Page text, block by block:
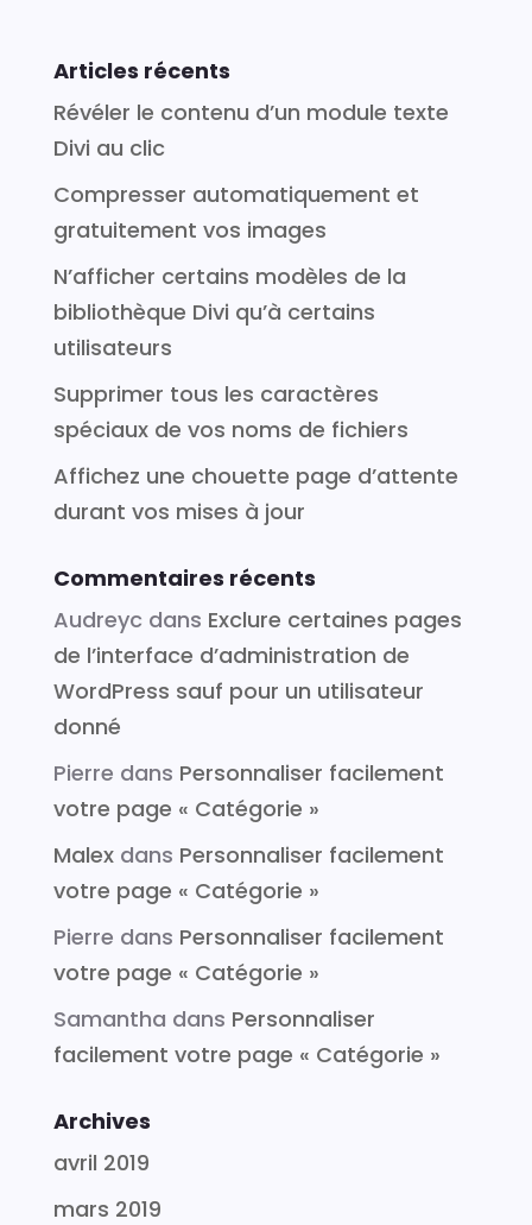
Articles récents
Révéler le contenu d’un module texte
Divi au clic
Compresser automatiquement et
gratuitement vos images
N’afficher certains modèles de la
bibliothèque Divi qu’à certains
utilisateurs
Supprimer tous les caractères
spéciaux de vos noms de fichiers
Affichez une chouette page d’attente
durant vos mises à jour
Commentaires récents
Audreyc dans Exclure certaines pages
de l’interface d’administration de
WordPress sauf pour un utilisateur
donné
Pierre dans Personnaliser facilement
votre page « Catégorie »
Malexdans Personnaliser facilement
votre page « Catégorie »
Pierre dans Personnaliser facilement
votre page « Catégorie »
Samantha dans Personnaliser
facilement votre page « Catégorie »
Archives
avril 2019
mars 2019